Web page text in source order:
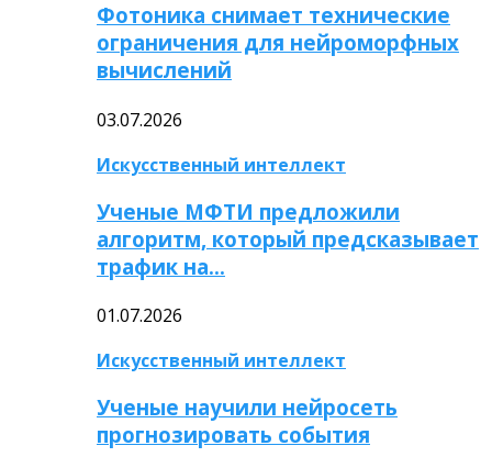
Фотоника снимает технические
ограничения для нейроморфных
вычислений
03.07.2026
Искусственный интеллект
Ученые МФТИ предложили
алгоритм, который предсказывает
трафик на…
01.07.2026
Искусственный интеллект
Ученые научили нейросеть
прогнозировать события